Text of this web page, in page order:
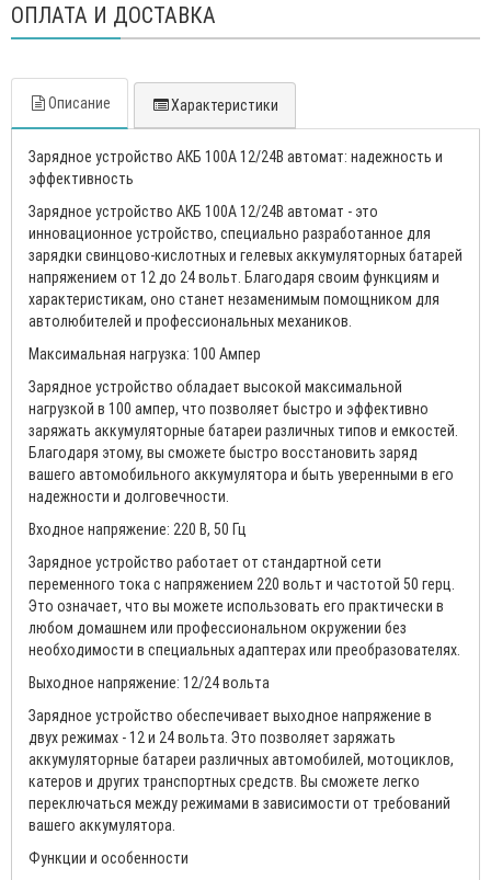
ОПЛАТА И ДОСТАВКА
Описание Характеристики
Зарядное устройство АКБ 100А 12/24В автомат: надежность и
эффективность
Зарядное устройство АКБ 100А 12/24В автомат - это
инновационное устройство, специально разработанное для
зарядки свинцово-кислотных и гелевых аккумуляторных батарей
напряжением от 12 до 24 вольт. Благодаря своим функциям и
характеристикам, оно станет незаменимым помощником для
автолюбителей и профессиональных механиков.
Максимальная нагрузка: 100 Ампер
Зарядное устройство обладает высокой максимальной
нагрузкой в 100 ампер, что позволяет быстро и эффективно
заряжать аккумуляторные батареи различных типов и емкостей.
Благодаря этому, вы сможете быстро восстановить заряд
вашего автомобильного аккумулятора и быть уверенными в его
надежности и долговечности.
Входное напряжение: 220 В, 50 Гц
Зарядное устройство работает от стандартной сети
переменного тока с напряжением 220 вольт и частотой 50 герц.
Это означает, что вы можете использовать его практически в
любом домашнем или профессиональном окружении без
необходимости в специальных адаптерах или преобразователях.
Выходное напряжение: 12/24 вольта
Зарядное устройство обеспечивает выходное напряжение в
двух режимах - 12 и 24 вольта. Это позволяет заряжать
аккумуляторные батареи различных автомобилей, мотоциклов,
катеров и других транспортных средств. Вы сможете легко
переключаться между режимами в зависимости от требований
вашего аккумулятора.
Функции и особенности